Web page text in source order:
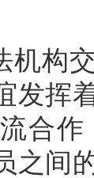
机构
发挥
合
之间